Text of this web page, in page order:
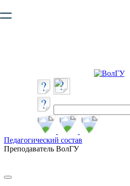
безопасную работу с сайтом.
Педагогический состав
Преподаватель ВолГУ